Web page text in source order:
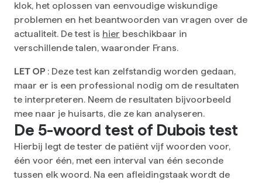
klok, het oplossen van eenvoudige wiskundige
problemen en het beantwoorden van vragen over de
actualiteit. De test is hier beschikbaar in
verschillende talen, waaronder Frans.
LET OP : Deze test kan zelfstandig worden gedaan,
maar er is een professional nodig om de resultaten
te interpreteren. Neem de resultaten bijvoorbeeld
mee naar je huisarts, die ze kan analyseren.
De 5-woord test of Dubois test
Hierbij legt de tester de patiënt vijf woorden voor,
één voor één, met een interval van één seconde
tussen elk woord. Na een afleidingstaak wordt de